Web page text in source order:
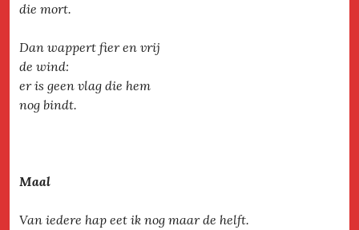
die mort.
Dan wappert fier en vrij
de wind:
er is geen vlag die hem
nog bindt.
Maal
Van iedere hap eet ik nog maar de helft.